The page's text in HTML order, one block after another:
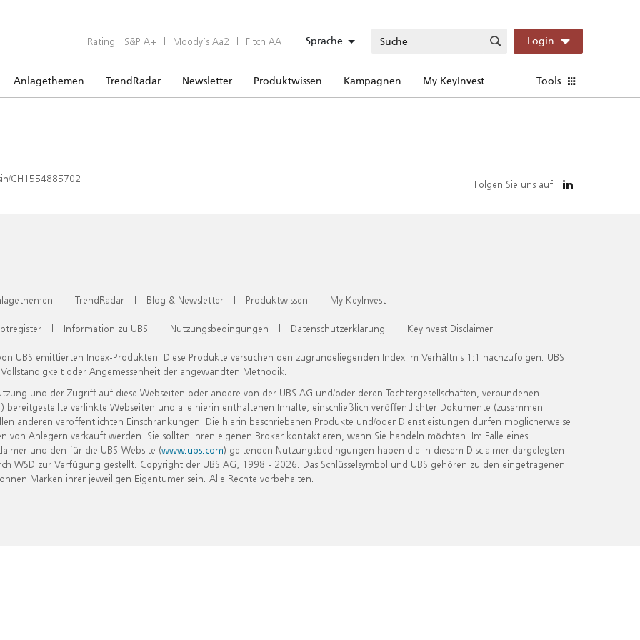
Rating: S&P A+ | Moody’s Aa2 | Fitch AA Sprache Login
Anlagethemen TrendRadar Newsletter Produktwissen Kampagnen My KeyInvest Tools
CH1554885702 Folgen Sie uns auf
| TrendRadar | Blog & Newsletter | Produktwissen | My KeyInvest
| Information zu UBS | Nutzungsbedingungen | Datenschutzerklärung | KeyInvest Disclaimer
UBS emittierten Index-Produkten. Diese Produkte versuchen den zugrundeliegenden Index im Verhältnis 1:1 nachzufolgen. UBS
oder Angemessenheit der angewandten Methodik.
und der Zugriff auf diese Webseiten oder andere von der UBS AG und/oder deren Tochtergesellschaften, verbundenen
verlinkte Webseiten und alle hierin enthaltenen Inhalte, einschließlich veröffentlichter Dokumente (zusammen
anderen veröffentlichten Einschränkungen. Die hierin beschriebenen Produkte und/oder Dienstleistungen dürfen möglicherweise
Anlegern verkauft werden. Sie sollten Ihren eigenen Broker kontaktieren, wenn Sie handeln möchten. Im Falle eines
und den für die UBS-Website (www.ubs.com) geltenden Nutzungsbedingungen haben die in diesem Disclaimer dargelegten
zur Verfügung gestellt. Copyright der UBS AG, 1998 - 2026. Das Schlüsselsymbol und UBS gehören zu den eingetragenen
Marken ihrer jeweiligen Eigentümer sein. Alle Rechte vorbehalten.